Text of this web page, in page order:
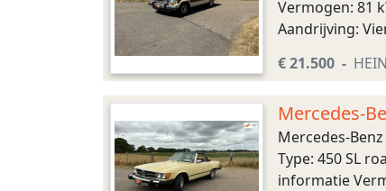
Vermogen: 81
Aandrijving:
€ 21.500
Mercedes-
Mercedes-
Type: 450 SL
informatie